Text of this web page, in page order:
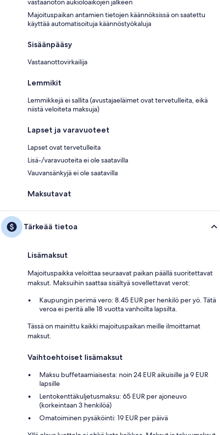
vastaanoton aukioloaikojen jälkeen
Majoituspaikan antamien tietojen käännöksissä on saatettu
käyttää automatisoituja käännöstyökaluja
Sisäänpääsy
Vastaanottovirkailija
Lemmikit
Lemmikkejä ei sallita (avustajaeläimet ovat tervetulleita, eikä
niistä veloiteta maksuja)
Lapset ja varavuoteet
Lapset ovat tervetulleita
Lisä-/varavuoteita ei ole saatavilla
Vauvansänkyjä ei ole saatavilla
Maksutavat
Tärkeää tietoa
Lisämaksut
Majoituspaikka veloittaa seuraavat paikan päällä suoritettavat
maksut. Maksuihin saattaa sisältyä sovellettavat verot:
Kaupungin perimä vero: 8.45 EUR per henkilö per yö. Tätä
veroa ei peritä alle 18 vuotta vanhoilta lapsilta.
Tässä on mainittu kaikki majoituspaikan meille ilmoittamat
maksut.
Vaihtoehtoiset lisämaksut
Maksu buffetaamiaisesta: noin 24 EUR aikuisille ja 9 EUR
lapsille
Lentokenttäkuljetusmaksu: 65 EUR per ajoneuvo
(korkeintaan 3 henkilöä)
Omatoiminen pysäköinti: 19 EUR per päivä